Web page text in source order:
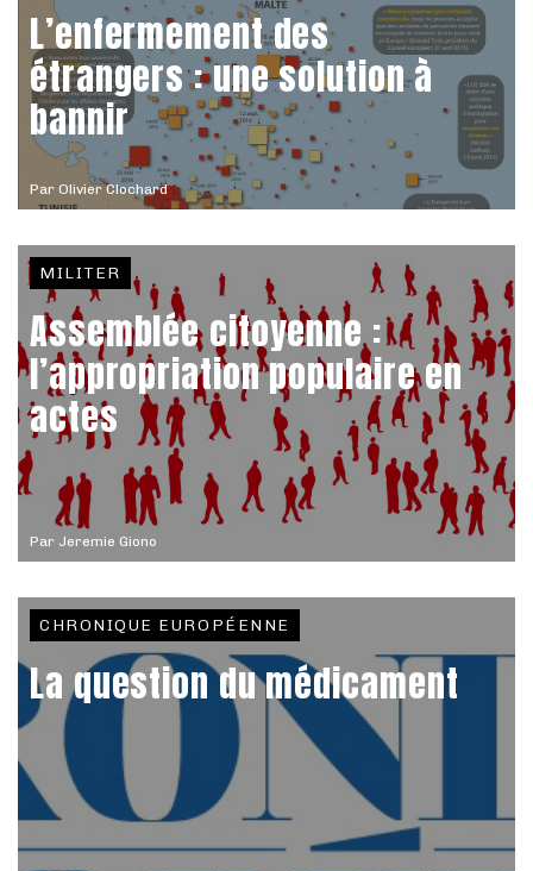
Par Olivier Clochard
L’enfermement des
étrangers : une solution à
bannir
Par Jeremie Giono
MILITER
Assemblée citoyenne :
l’appropriation populaire en
actes
CHRONIQUE EUROPÉENNE
La question du médicament